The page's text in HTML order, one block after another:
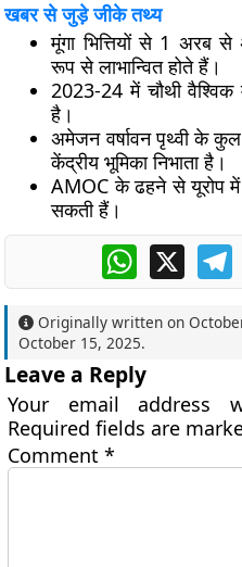
खबर से जुड़े जीके तथ्य
मूंगा भित्तियों से 1 अरब से
रूप से लाभान्वित होते हैं।
2023-24 में चौथी वैश्विक
है।
अमेजन वर्षावन पृथ्वी के
केंद्रीय भूमिका निभाता है।
AMOC के ढहने से यूरोप
सकती हैं।
WhatsApp
X
Originally written on
October 15, 2025.
Leave a Reply
Your email address
Required fields are
Comment*